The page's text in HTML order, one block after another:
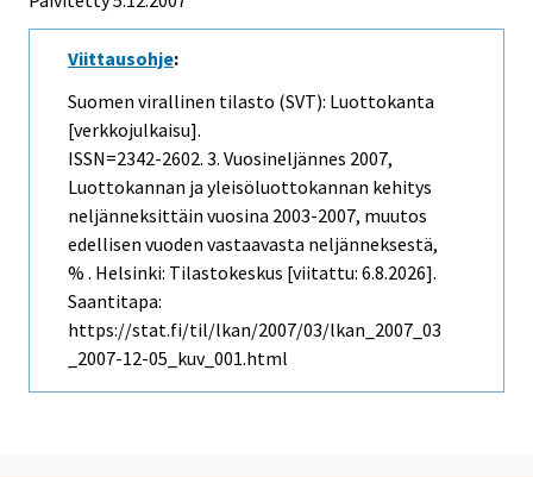
Viittausohje:
Suomen virallinen tilasto (SVT): Luottokanta
[verkkojulkaisu].
ISSN=2342-2602. 3. Vuosineljännes 2007,
Luottokannan ja yleisöluottokannan kehitys
neljänneksittäin vuosina 2003-2007, muutos
edellisen vuoden vastaavasta neljänneksestä,
% . Helsinki: Tilastokeskus [viitattu: 6.8.2026].
Saantitapa:
https://stat.fi/til/lkan/2007/03/lkan_2007_03
_2007-12-05_kuv_001.html